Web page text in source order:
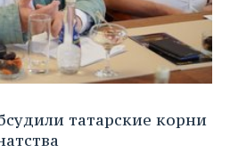
татарские корни